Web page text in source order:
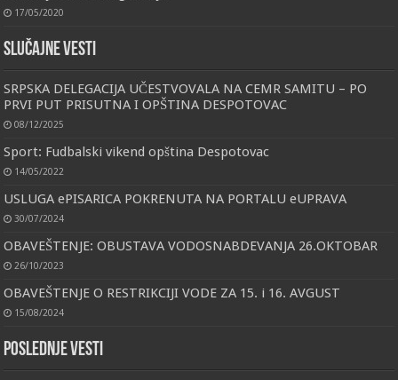
17/05/2020
Slučajne vesti
SRPSKA DELEGACIJA UČESTVOVALA NA CEMR SAMITU – PO
PRVI PUT PRISUTNA I OPŠTINA DESPOTOVAC
08/12/2025
Sport: Fudbalski vikend opština Despotovac
14/05/2022
USLUGA ePISARICA POKRENUTA NA PORTALU eUPRAVA
30/07/2024
OBAVEŠTENJE: OBUSTAVA VODOSNABDEVANJA 26.OKTOBAR
26/10/2023
OBAVEŠTENJE O RESTRIKCIJI VODE ZA 15. i 16. AVGUST
15/08/2024
Poslednje vesti